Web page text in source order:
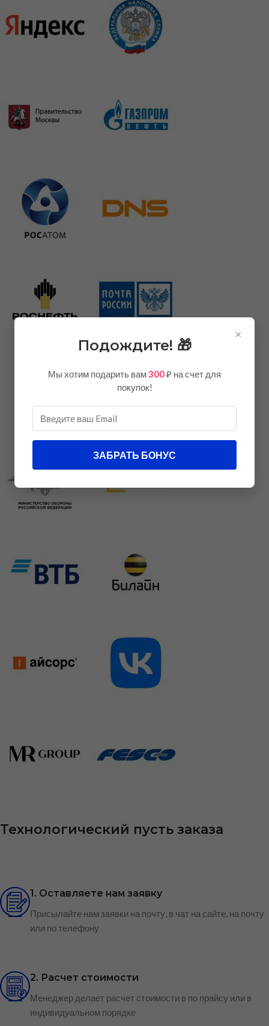
Технологический пусть заказа
1. Оставляете нам заявку
Присылайте нам заявки на почту, в чат на сайте, на почту
или по телефону
2. Расчет стоимости
Менеджер делает расчет стоимости в по прайсу или в
индивидуальном порядке
×
Подождите! 🎁
Мы хотим подарить вам300₽ на счет для
покупок!
ЗАБРАТЬ БОНУС